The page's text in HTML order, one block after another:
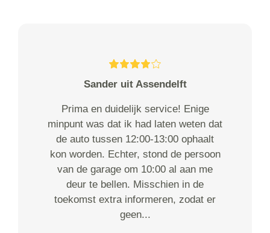
Sander uit Assendelft
Prima en duidelijk service! Enige
minpunt was dat ik had laten weten dat
de auto tussen 12:00-13:00 ophaalt
kon worden. Echter, stond de persoon
van de garage om 10:00 al aan me
deur te bellen. Misschien in de
toekomst extra informeren, zodat er
geen...